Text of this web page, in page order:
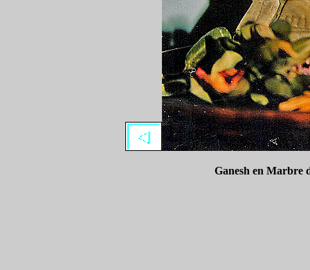
Ganesh en Marbre